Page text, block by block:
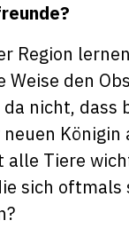
Region
Weise den
nicht, dass
Königin
Tiere
sich oftmals